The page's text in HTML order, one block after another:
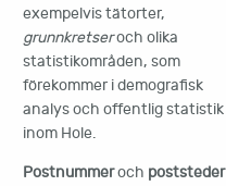
exempelvis tätorter,
grunnkretseroch olika
statistikområden, som
förekommer i demografisk
analys och offentlig statistik
inom Hole.
Postnummeroch poststeder